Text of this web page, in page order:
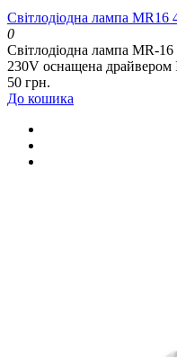
Світлодіодна лампа
0
Світлодіодна лампа MR-
230V оснащена драйвером
50 грн.
До кошика